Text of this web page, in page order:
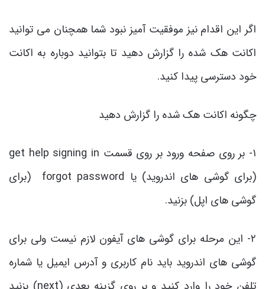
اگر این اقدام نیز موفقیت آمیز نبود شما همچنان می توانید
اکانت هک شده را گزارش دهید تا بتوانید دوباره به اکانت
خود دسترسی پیدا کنید.
چگونه اکانت هک شده را گزارش دهید
۱- بر روی صفحه ورود بر روی قسمت get help signing in
(برای گوشی های اندروید) یا forgot password (برای
گوشی های اپل) بزنید.
۲- این مرحله برای گوشی های آیفون لازم نیست ولی برای
گوشی های اندروید باید نام کاربری و آدرس ایمیل یا شماره